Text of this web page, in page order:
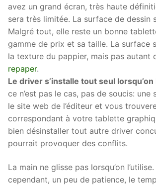
avez un grand écran, très haute
sera très limitée. La surface de dessin
Malgré tout, elle reste un bonne
gamme de prix et sa taille. La surface
la texture du pappier, mais pas autant
repaper.
Le driver s’installe tout seul
ce n’est pas le cas, pas de soucis: une
le site web de l’éditeur et vous
correspondant à votre tablette
bien désinstaller tout autre driver
pourrait provoquer des conflits.
La main ne glisse pas lorsqu’on
cependant, un peu de patience, le